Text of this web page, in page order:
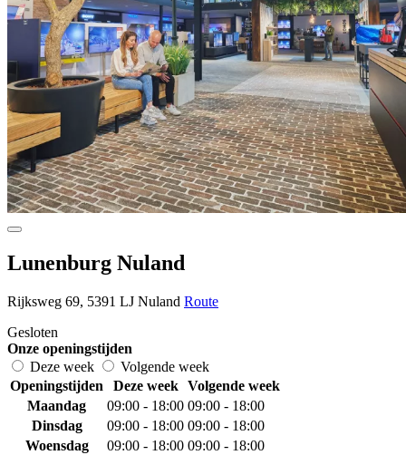
Lunenburg Nuland
Rijksweg 69, 5391 LJ Nuland Route
Gesloten
Onze openingstijden
Deze week
Volgende week
Openingstijden
Deze week
Volgende week
Maandag
09:00 - 18:00 09:00 - 18:00
Dinsdag
09:00 - 18:00 09:00 - 18:00
Woensdag
09:00 - 18:00 09:00 - 18:00